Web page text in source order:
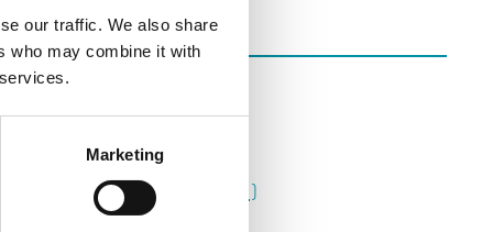
our traffic. We also share
who may combine it with
Marketing
EC-PU4, CE decl. (EN)